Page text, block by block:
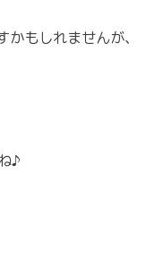
もしれませんが、
♪